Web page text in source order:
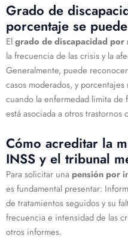
Grado de
porcentaje se
Elgrado de discapacidad por
la frecuencia de las crisis y la
Generalmente, puede
casos moderados, y
cuando la enfermedad limita de
está asociada a otros
Cómo acreditar la
INSS y el tribunal
Para solicitar una pensión por
es fundamental presentar:
de tratamientos seguidos y su
frecuencia e intensidad de las
otros informes.